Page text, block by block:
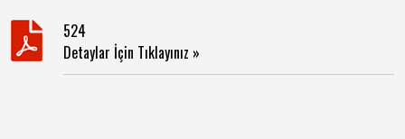
524
Detaylar İçin Tıklayınız »